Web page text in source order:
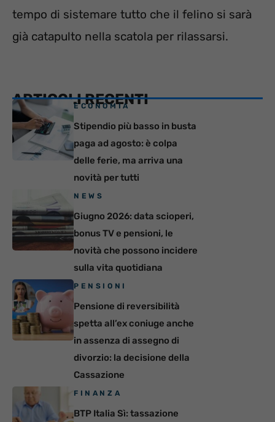
tempo di sistemare tutto che il felino si sarà
già catapulto nella scatola per rilassarsi.
ARTICOLI RECENTI
ECONOMIA
Stipendio più basso in busta
paga ad agosto: è colpa
delle ferie, ma arriva una
novità per tutti
NEWS
Giugno 2026: data scioperi,
bonus TV e pensioni, le
novità che possono incidere
sulla vita quotidiana
PENSIONI
Pensione di reversibilità
spetta all’ex coniuge anche
in assenza di assegno di
divorzio: la decisione della
Cassazione
FINANZA
BTP Italia Sì: tassazione